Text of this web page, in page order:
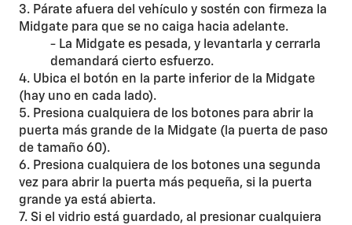
3. Párate afuera del vehículo y sostén con firmeza la
Midgate para que se no caiga hacia adelante.
- La Midgate es pesada, y levantarla y cerrarla
demandará cierto esfuerzo.
4. Ubica el botón en la parte inferior de la Midgate
(hay uno en cada lado).
5. Presiona cualquiera de los botones para abrir la
puerta más grande de la Midgate (la puerta de paso
de tamaño 60).
6. Presiona cualquiera de los botones una segunda
vez para abrir la puerta más pequeña, si la puerta
grande ya está abierta.
7. Si el vidrio está guardado, al presionar cualquiera